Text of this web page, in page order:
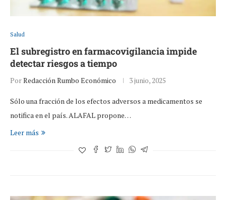
Salud
El subregistro en farmacovigilancia impide
detectar riesgos a tiempo
PorRedacción Rumbo Económico 3 junio, 2025
Sólo una fracción de los efectos adversos a medicamentos se
notifica en el país. ALAFAL propone…
Leer más